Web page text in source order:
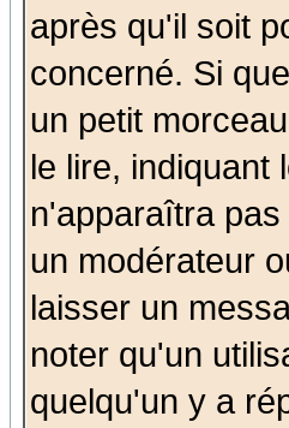
après qu'il soit
concerné. Si
un petit
le lire, indiquant
n'apparaîtra
un modérateur
laisser un
noter qu'un
quelqu'un y a